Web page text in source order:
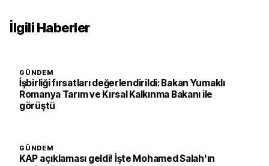
İlgili Haberler
GÜNDEM
İşbirliği fırsatları değerlendirildi: Bakan Yumaklı
Romanya Tarım ve Kırsal Kalkınma Bakanı ile
görüştü
GÜNDEM
KAP açıklaması geldi! İşte Mohamed Salah'ın